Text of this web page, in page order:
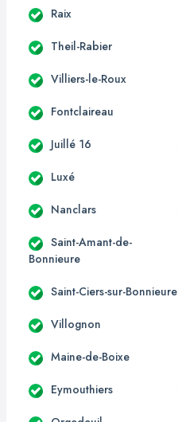
Raix
Theil-Rabier
Villiers-le-Roux
Fontclaireau
Juillé 16
Luxé
Nanclars
Saint-Amant-de-
Bonnieure
Saint-Ciers-sur-Bonnieure
Villognon
Maine-de-Boixe
Eymouthiers